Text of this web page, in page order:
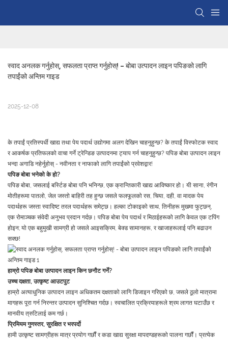
स्वाद अनलक गर्नुहोस्, सफलता प्राप्त गर्नुहोस्! - बोबा उत्पादन लाइन पपिङको लागि
तपाईंको अन्तिम गाइड
2025-12-08
के तपाईं प्रतिस्पर्धी खाद्य तथा पेय पदार्थ उद्योगमा अलग देखिन चाहनुहुन्छ? के तपाईं विस्फोटक स्वाद
र आकर्षक प्रतिफलको वाचा गर्ने ट्रेन्डिङ उत्पादनमा ट्याप गर्न चाहनुहुन्छ? पपिङ बोबा उत्पादन लाइन
भन्दा अगाडि नहेर्नुहोस् - नवीनता र नाफाको लागि तपाईंको प्रवेशद्वार!
पपिङ बोबा भनेको के हो?
पपिङ बोबा, जसलाई बर्स्टिङ बोबा पनि भनिन्छ, एक क्रान्तिकारी खाद्य आविष्कार हो। यी साना, रंगीन
मोतीहरूमा पातलो, जेल जस्तो बाहिरी तह हुन्छ जसले फलफूलको रस, चिया, दही, वा मादक पेय
पदार्थहरू जस्ता स्वादिष्ट तरल पदार्थहरू समेट्छ। हल्का टोकाइको साथ, तिनीहरू मुखमा फुट्छन्,
एक रोमाञ्चक संवेदी अनुभव प्रदान गर्दछ। पपिङ बोबा पेय पदार्थ र मिठाईहरूको लागि केवल एक टपिंग
होइन; यो एक बहुमुखी सामग्री हो जसले आइसक्रिम, बेक्ड सामानहरू, र खाजाहरूलाई पनि बढाउन
सक्छ!
हाम्रो पपिङ बोबा उत्पादन लाइन किन छनौट गर्ने?
उच्च दक्षता, उत्कृष्ट आउटपुट
हाम्रो अत्याधुनिक उत्पादन लाइन अधिकतम दक्षताको लागि डिजाइन गरिएको छ, जसले ठूलो मात्रामा
मागहरू पूरा गर्न निरन्तर उत्पादन सुनिश्चित गर्दछ। स्वचालित प्रक्रियाहरूले श्रम लागत घटाउँछ र
मानवीय त्रुटिलाई कम गर्छ।
प्रिमियम गुणस्तर, सुरक्षित र भरपर्दो
हामी उत्कृष्ट सामग्रीहरू मात्र प्रयोग गर्छौं र कडा खाद्य सुरक्षा मापदण्डहरूको पालना गर्छौं। प्रत्येक